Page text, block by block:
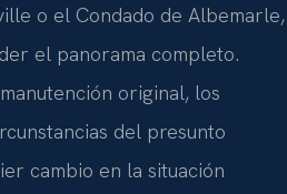
o el Condado de Albemarle,
el panorama completo.
original, los
del presunto
cambio en la situación